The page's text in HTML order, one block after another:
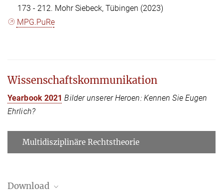
173 - 212. Mohr Siebeck, Tübingen (2023)
MPG.PuRe
Wissenschaftskommunikation
Yearbook 2021 Bilder unserer Heroen: Kennen Sie Eugen
Ehrlich?
Multidisziplinäre Rechtstheorie
Download